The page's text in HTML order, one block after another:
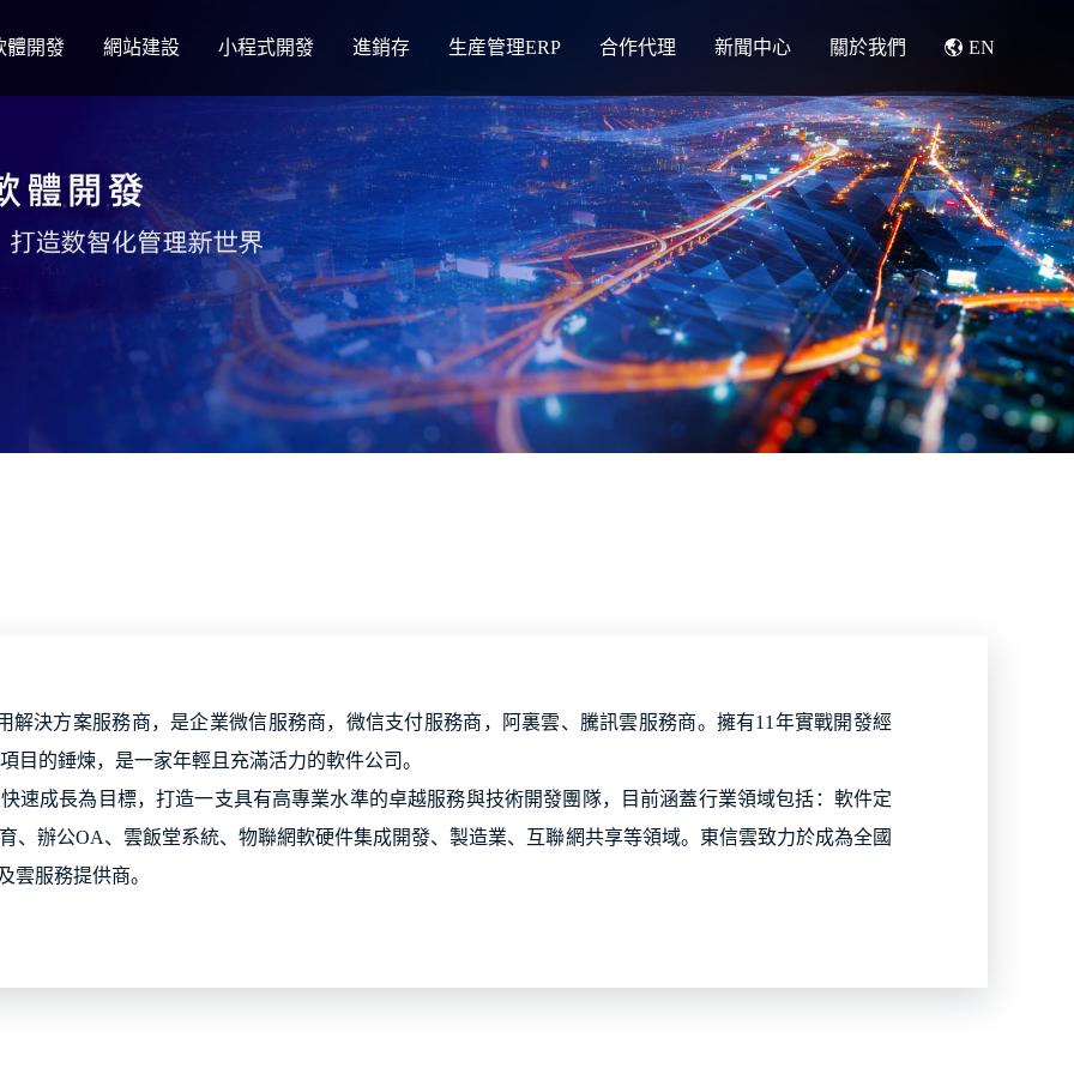
體開發 網站建設 小程式開發 進銷存 生産管理ERP 合作代理 新聞中心 關於我們 EN
解決方案服務商，是企業微信服務商，微信支付服務商，阿裏雲、騰訊雲服務商。擁有11年實戰開發經
目的錘煉，是一家年輕且充滿活力的軟件公司。
速成長為目標，打造一支具有高專業水準的卓越服務與技術開發團隊，目前涵蓋行業領域包括：軟件定
、辦公OA、雲飯堂系統、物聯網軟硬件集成開發、製造業、互聯網共享等領域。東信雲致力於成為全國
雲服務提供商。